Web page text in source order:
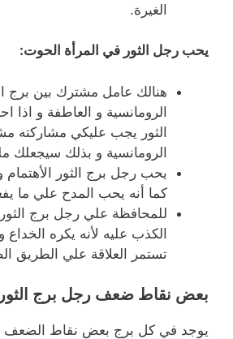
الغيرة.
يحب رجل الثور في المرأة الحوت:
هنالك عامل مشترك بين برج
الرومانسية و العاطفة و اذا
الثور يجب عليكي مشاركته
الرومانسية و بذلك سيجعلك
يحب رجل برج الثور الأهتمام
كما أنه يحب المدح علي ما
للمحافظة علي رجل برج
الكذب عليه لأنه يكره
تستمر العلاقة علي الطريق
بعض نقاط ضعف رجل برج
يوجد في كل برج بعض نقاط الضعف و